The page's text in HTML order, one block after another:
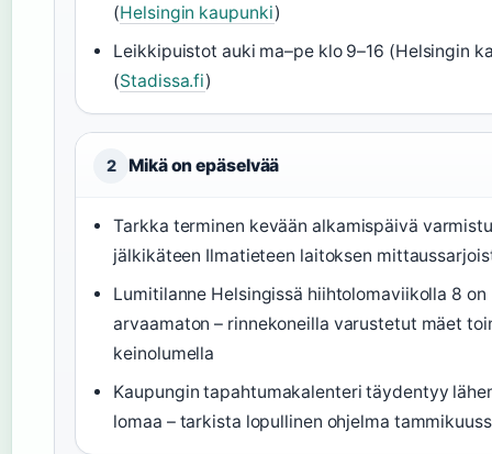
(Helsingin kaupunki)
Leikkipuistot auki ma–pe klo 9–16 (Helsingin
(Stadissa.fi)
2 Mikä on epäselvää
Tarkka terminen kevään alkamispäivä
jälkikäteen Ilmatieteen laitoksen
Lumitilanne Helsingissä hiihtolomaviikolla 8 on
arvaamaton – rinnekoneilla varustetut mäet
keinolumella
Kaupungin tapahtumakalenteri täydentyy
lomaa – tarkista lopullinen ohjelma